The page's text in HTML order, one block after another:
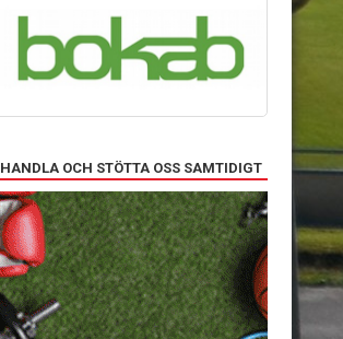
HANDLA OCH STÖTTA OSS SAMTIDIGT